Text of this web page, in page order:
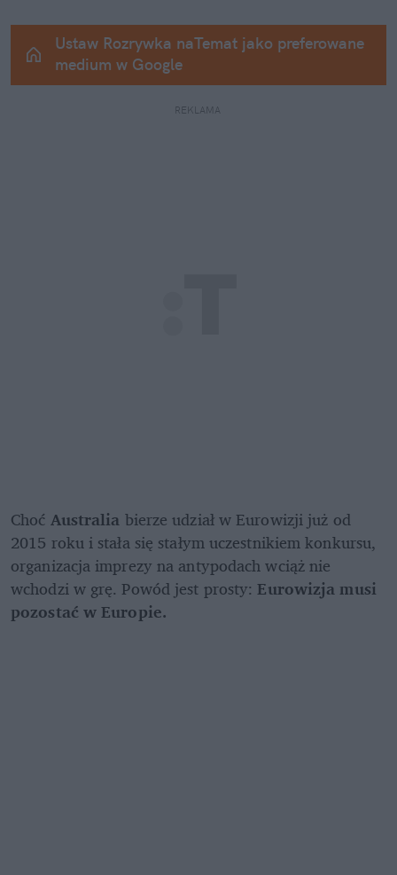
Ustaw Rozrywka naTemat jako preferowane
medium w Google
REKLAMA
Choć Australia bierze udział w Eurowizji już od
2015 roku i stała się stałym uczestnikiem konkursu,
organizacja imprezy na antypodach wciąż nie
wchodzi w grę. Powód jest prosty: Eurowizja musi
pozostać w Europie.